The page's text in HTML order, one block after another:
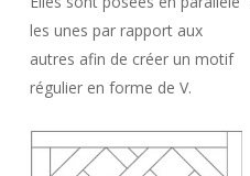
les unes par rapport aux
autres afin de créer un motif
régulier en forme de V.